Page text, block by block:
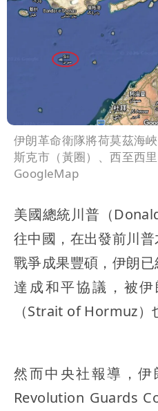
伊朗革命衛隊將荷莫茲海
斯克市（黃圈）、西至西
GoogleMap
美國總統川普（
往中國，在出發前川
戰爭成果豐碩，伊朗
達成和平協議，被
（Strait of Hormuz）
然而中央社報導，
Revolution Guards